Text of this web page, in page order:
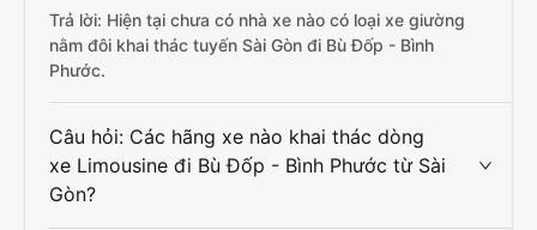
Trả lời: Hiện tại chưa có nhà xe nào có loại xe giường
nằm đôi khai thác tuyến Sài Gòn đi Bù Đốp - Bình
Phước.
Câu hỏi: Các hãng xe nào khai thác dòng
xe Limousine đi Bù Đốp - Bình Phước từ Sài
Gòn?